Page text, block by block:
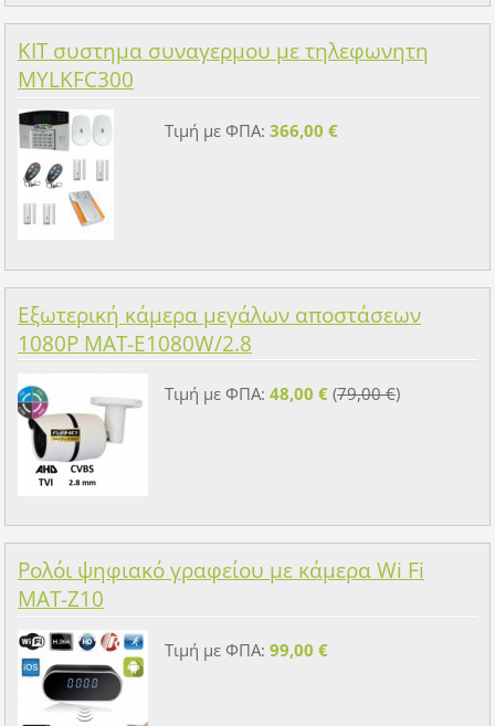
ΚΙΤ συστημα συναγερμου με τηλεφωνητη
MYLKFC300
Τιμή με ΦΠΑ: 366,00 €
Εξωτερική κάμερα μεγάλων αποστάσεων
1080P MAT-E1080W/2.8
Τιμή με ΦΠΑ: 48,00 €(79,00 €)
Ρολόι ψηφιακό γραφείου με κάμερα Wi Fi
MAT-Z10
Τιμή με ΦΠΑ: 99,00 €